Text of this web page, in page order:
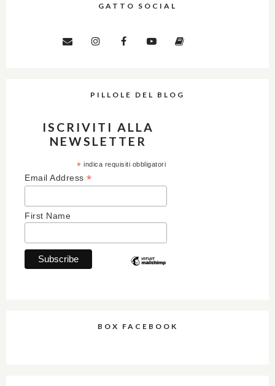
GATTO SOCIAL
PILLOLE DEL BLOG
ISCRIVITI ALLA
NEWSLETTER
* indica requisiti obbligatori
Email Address *
First Name
BOX FACEBOOK